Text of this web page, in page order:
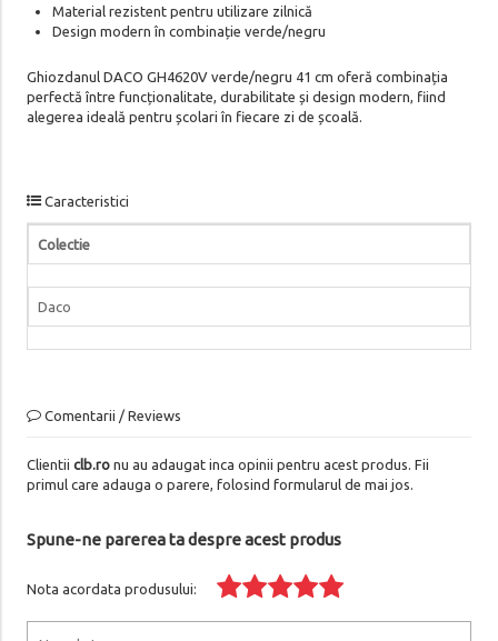
Material rezistent pentru utilizare zilnică
Design modern în combinație verde/negru
Ghiozdanul DACO GH4620V verde/negru 41 cm oferă combinația
perfectă între funcționalitate, durabilitate și design modern, fiind
alegerea ideală pentru școlari în fiecare zi de școală.
Caracteristici
Colectie
Daco
Comentarii / Reviews
Clientii clb.ronu au adaugat inca opinii pentru acest produs. Fii
primul care adauga o parere, folosind formularul de mai jos.
Spune-ne parerea ta despre acest produs
Nota acordata produsului: